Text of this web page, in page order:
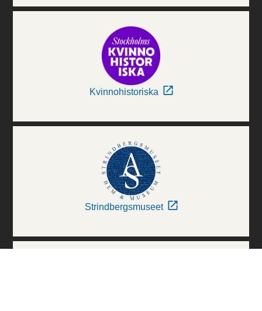
Kvinnohistoriska
Strindbergsmuseet